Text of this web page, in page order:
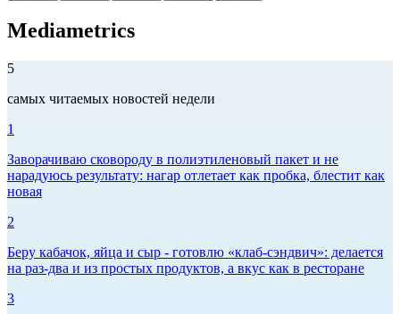
Mediametrics
5
самых читаемых новостей недели
1
Заворачиваю сковороду в полиэтиленовый пакет и не
нарадуюсь результату: нагар отлетает как пробка, блестит как
новая
2
Беру кабачок, яйца и сыр - готовлю «клаб-сэндвич»: делается
на раз-два и из простых продуктов, а вкус как в ресторане
3